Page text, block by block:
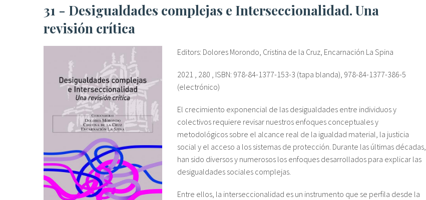
31 - Desigualdades complejas e Interseccionalidad. Una
revisión crítica
Editors: Dolores Morondo, Cristina de la Cruz, Encarnación La Spina
2021 , 280 , ISBN: 978-84-1377-153-3 (tapa blanda), 978-84-1377-386-5
(electrónico)
El crecimiento exponencial de las desigualdades entre individuos y
colectivos requiere revisar nuestros enfoques conceptuales y
metodológicos sobre el alcance real de la igualdad material, la justicia
social y el acceso a los sistemas de protección. Durante las últimas décadas,
han sido diversos y numerosos los enfoques desarrollados para explicar las
desigualdades sociales complejas.
Entre ellos, la interseccionalidad es un instrumento que se perfila desde la